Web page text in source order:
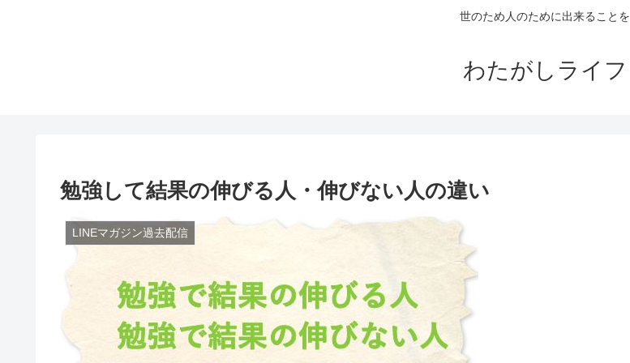
世のため人のために出来ることを
わたがしライフ
勉強して結果の伸びる人・伸びない人の違い
LINEマガジン過去配信